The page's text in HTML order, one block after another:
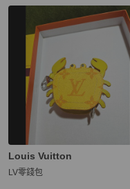
Louis Vuitton
LV零錢包